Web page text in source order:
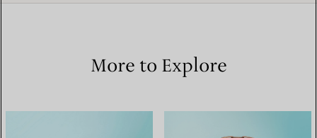
More to Explore